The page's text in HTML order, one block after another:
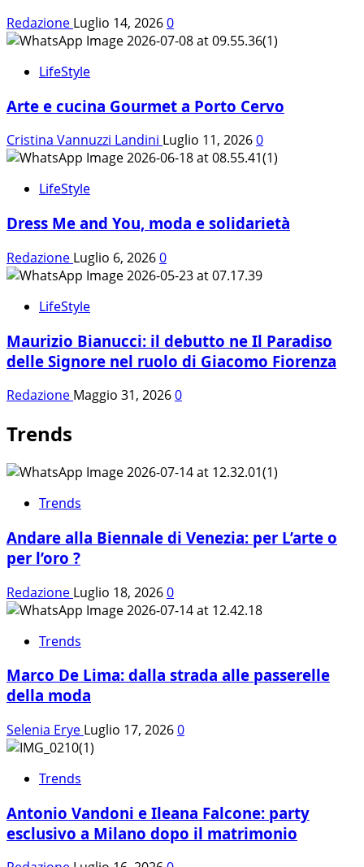
Redazione Luglio 14, 20260
LifeStyle
Arte e cucina Gourmet a Porto Cervo
Cristina Vannuzzi Landini Luglio 11, 20260
LifeStyle
Dress Me and You, moda e solidarietà
Redazione Luglio 6, 20260
LifeStyle
Maurizio Bianucci: il debutto ne Il Paradiso
delle Signore nel ruolo di Giacomo Fiorenza
Redazione Maggio 31, 20260
Trends
Trends
Andare alla Biennale di Venezia: per L’arte o
per l’oro ?
Redazione Luglio 18, 20260
Trends
Marco De Lima: dalla strada alle passerelle
della moda
Selenia Erye Luglio 17, 20260
Trends
Antonio Vandoni e Ileana Falcone: party
esclusivo a Milano dopo il matrimonio